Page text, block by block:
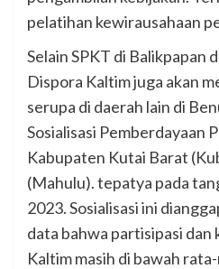
pelatihan kewirausahaan
Selain SPKT di Balikpapan
Dispora Kaltim juga akan
serupa di daerah lain di
Sosialisasi Pemberdayaan
Kabupaten Kutai Barat
(Mahulu). tepatya pada
2023. Sosialisasi ini
data bahwa partisipasi dan
Kaltim masih di bawah